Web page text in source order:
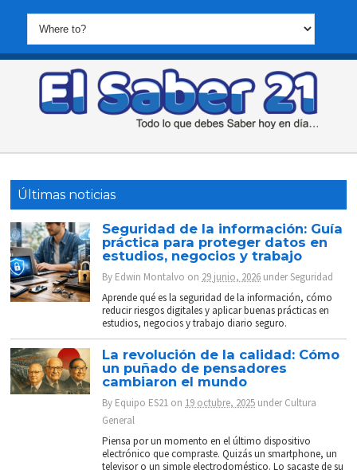
Últimas noticias
Seguridad de la información: Guía
práctica para proteger datos en
estudios, negocios y trabajo
By Edwin Montalvo on 29 junio, 2026 underSeguridad
Aprende qué es la seguridad de la información, cómo
reducir riesgos digitales y aplicar buenas prácticas en
estudios, negocios y trabajo diario seguro.
La revolución de la calidad: Cómo
un puñado de pensadores
cambiaron el mundo
By Equipo ES21 on 19 octubre, 2025 underCultura
General
Piensa por un momento en el último dispositivo
electrónico que compraste. Quizás un smartphone, un
televisor o un simple electrodoméstico. Lo sacaste de su